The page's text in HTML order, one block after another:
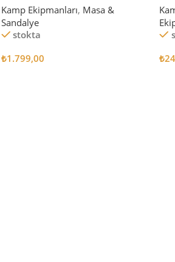
Kamp Ekipmanları, Masa &
Sandalye
stokta
₺1.799,00
₺